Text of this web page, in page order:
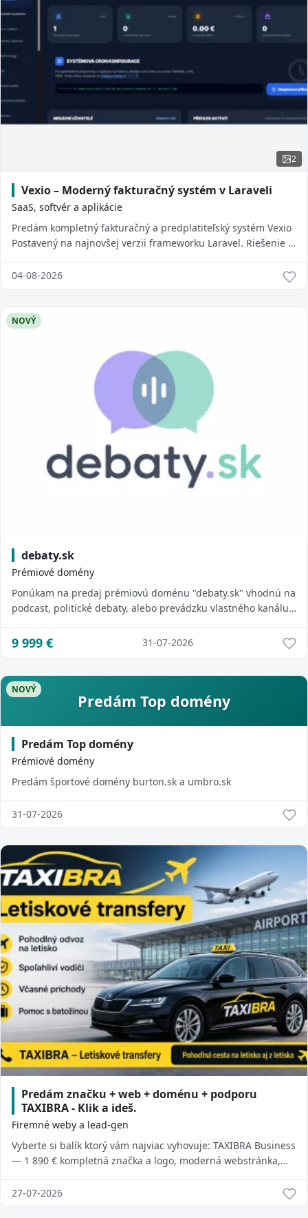
2
Vexio – Moderný fakturačný systém v Laraveli
SaaS, softvér a aplikácie
Predám kompletný fakturačný a predplatiteľský systém Vexio
Postavený na najnovšej verzii frameworku Laravel. Riešenie je
04-08-2026
NOVÝ
debaty.sk
Prémiové domény
Ponúkam na predaj prémiovú doménu "debaty.sk" vhodnú na
podcast, politické debaty, alebo prevádzku vlastného kanálu.
9 999 € 31-07-2026
Predám Top domény
NOVÝ
Predám Top domény
Prémiové domény
Predám športové domény burton.sk a umbro.sk
31-07-2026
Predám značku + web + doménu + podporu
TAXIBRA - Klik a ideš.
Firemné weby a lead-gen
Vyberte si balík ktorý vám najviac vyhovuje: TAXIBRA Business
— 1 890 € kompletná značka a logo, moderná webstránka,
27-07-2026